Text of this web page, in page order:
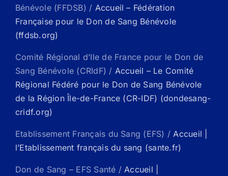
Bénévole (FFDSB) / Accueil – Fédération
Française pour le Don de Sang Bénévole
(ffdsb.org)
Comité Régional d’Ile de France pour le Don de
Sang Bénévole (CRIdF) / Accueil – Le Comité
Régional Fédéré pour le Don de Sang Bénévole
de la Région Île-de-France (CR-IDF) (dondesang-
cridf.org)
Etablissement Français du Sang (EFS) /Accueil |
l’Etablissement français du sang (sante.fr)
Don de Sang – EFS Santé /Accueil |